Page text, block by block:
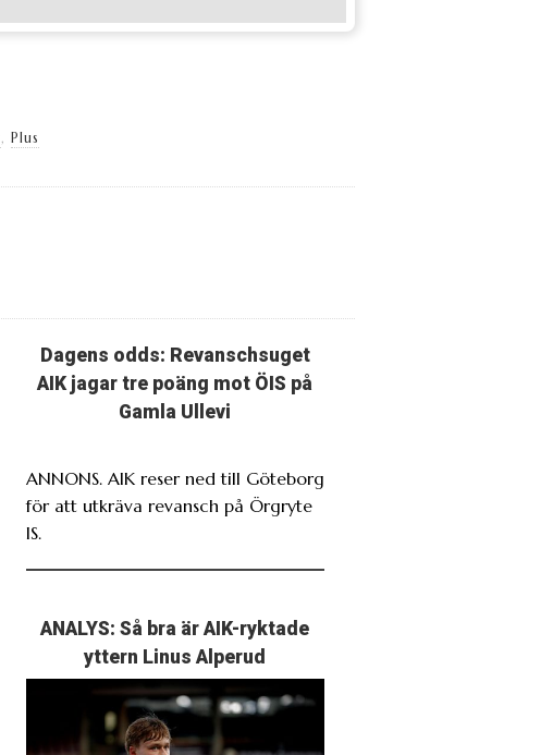
, Plus
Dagens odds: Revanschsuget
AIK jagar tre poäng mot ÖIS på
Gamla Ullevi
ANNONS. AIK reser ned till Göteborg
för att utkräva revansch på Örgryte
IS.
ANALYS: Så bra är AIK-ryktade
yttern Linus Alperud